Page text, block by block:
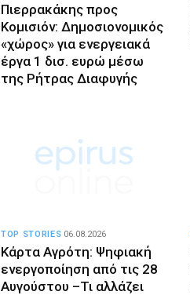
Πιερρακάκης προς
Κομισιόν: Δημοσιονομικός
«χώρος» για ενεργειακά
έργα 1 δισ. ευρώ μέσω
της Ρήτρας Διαφυγής
Κάρτα Αγρότη: Ψηφιακή
ενεργοποίηση από τις 28
Αυγούστου –Τι αλλάζει
TOP STORIES 06.08.2026